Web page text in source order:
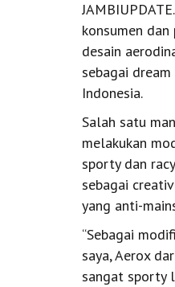
konsumen
desain
sebagai
Indonesia.
Salah satu
melakukan
sporty dan
sebagai
yang anti-
“Sebagai
saya, Aerox
sangat sporty